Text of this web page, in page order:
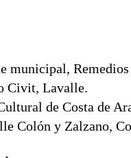
municipal, Remedios
Civit, Lavalle.
de Costa de
Colón y Zalzano,